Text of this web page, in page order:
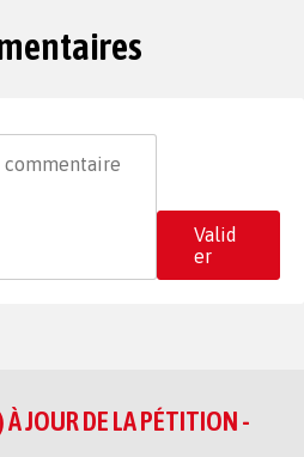
Valid
er
À JOUR DE LA PÉTITION -